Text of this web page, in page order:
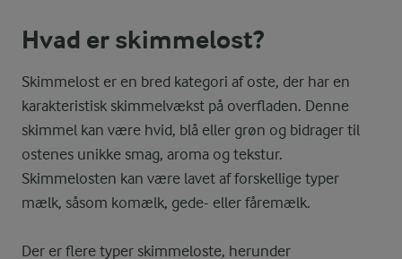
Hvad er skimmelost?
Skimmelost er en bred kategori af oste, der har en
karakteristisk skimmelvækst på overfladen. Denne
skimmel kan være hvid, blå eller grøn og bidrager til
ostenes unikke smag, aroma og tekstur.
Skimmelosten kan være lavet af forskellige typer
mælk, såsom komælk, gede- eller fåremælk.
Der er flere typer skimmeloste, herunder